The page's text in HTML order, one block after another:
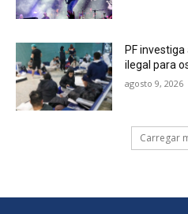
PF
ilegal para
agosto 9, 2026
Carregar